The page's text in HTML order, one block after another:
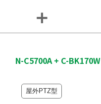
N-C5700A + C-BK170W
屋外PTZ型